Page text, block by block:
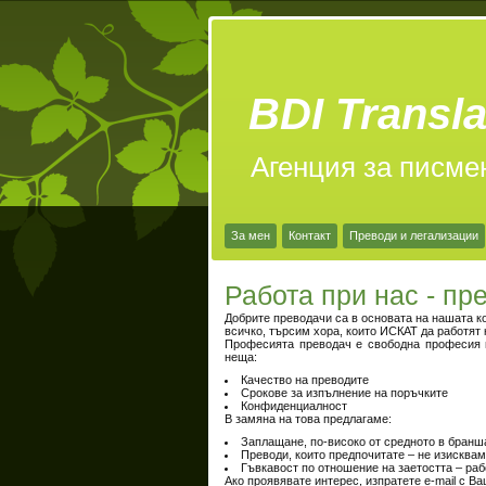
Агенция за
BDI
За мен Контакт Преводи и легализации
Работа при нас -
Добрите преводачи са в основата на нашата
всичко, търсим хора, които ИСКАТ да работят
Професията преводач е свободна професия
неща:
Качество на преводите
Срокове за изпълнение на поръчките
Конфиденциалност
В замяна на това предлагаме:
Заплащане, по-високо от средното в
Преводи, които предпочитате – не
Гъвкавост по отношение на заетостта –
Ако проявявате интерес, изпратете е-mail с